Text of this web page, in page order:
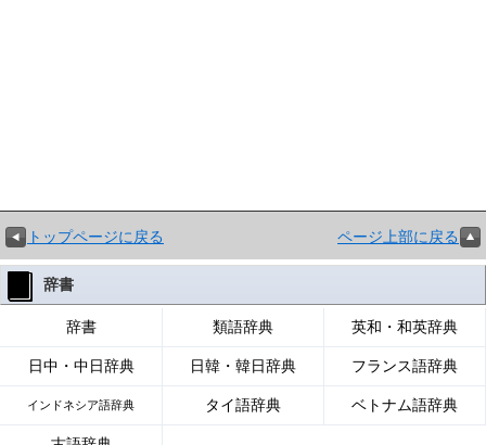
トップページに戻る ページ上部に戻る
辞書
辞書 類語辞典 英和・和英辞典
日中・中日辞典 日韓・韓日辞典 フランス語辞典
インドネシア語辞典 タイ語辞典 ベトナム語辞典